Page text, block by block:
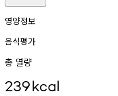
영양정보
음식평가
총 열량
239kcal